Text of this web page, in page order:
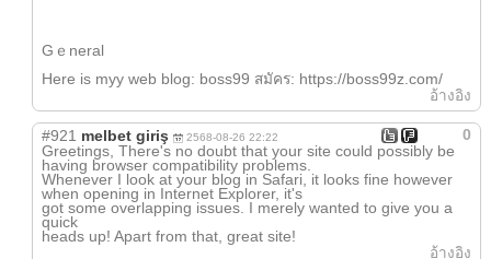
Gｅneral
Herе is myy web blog: boss99 สมัคร: https://boss99z.com/
อ้างอิง
0
#921 melbet giriş 2568-08-26 22:22
Greetings, There's no doubt that your site could possibly be
having browser compatibility problems.
Whenever I look at your blog in Safari, it looks fine however
when opening in Internet Explorer, it's
got some overlapping issues. I merely wanted to give you a
quick
heads up! Apart from that, great site!
อ้างอิง